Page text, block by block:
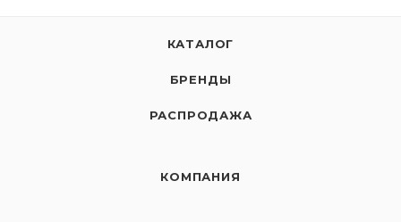
КАТАЛОГ
БРЕНДЫ
РАСПРОДАЖА
КОМПАНИЯ